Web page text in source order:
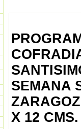
SEMANA
X 12 CMS.